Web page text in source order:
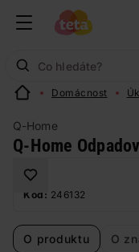
Domácnost
Q-Home
Q-Home
Kód: 246132
O produktu O